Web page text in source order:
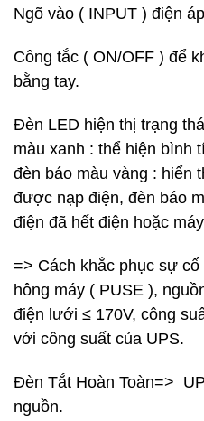
Ngõ vào ( INPUT ) điện
Công tắc ( ON/OFF ) để
bằng tay.
Đèn LED hiện thị trạng
màu xanh : thể hiện bình
đèn báo màu vàng : hiển
được nạp điện, đèn báo
điện đã hết điện hoặc
=> Cách khắc phục sự
hông máy ( PUSE ),
điện lưới ≤ 170V, công
với công suất của UPS.
Đèn Tắt Hoàn Toàn=>
nguồn.